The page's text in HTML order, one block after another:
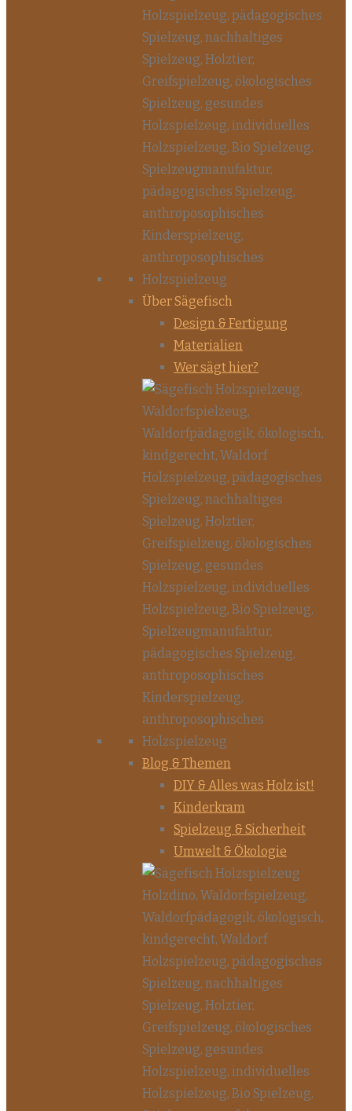
Über Sägefisch
Design & Fertigung
Materialien
Wer sägt hier?
Blog & Themen
DIY & Alles was Holz ist!
Kinderkram
Spielzeug & Sicherheit
Umwelt & Ökologie